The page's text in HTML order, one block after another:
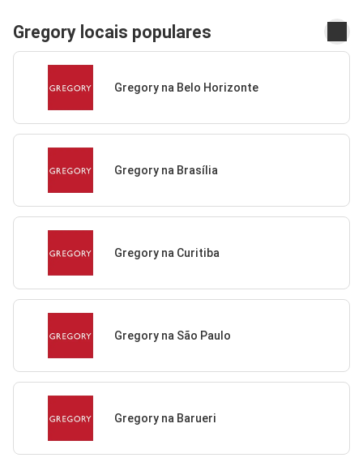
Gregory locais populares
Gregory na Belo Horizonte
Gregory na Brasília
Gregory na Curitiba
Gregory na São Paulo
Gregory na Barueri